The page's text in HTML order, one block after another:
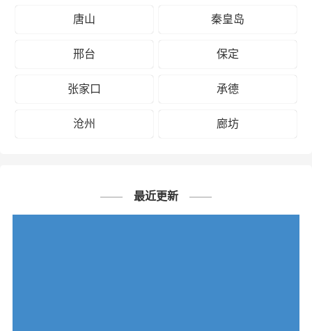
唐山 秦皇岛
邢台 保定
张家口 承德
沧州 廊坊
最近更新